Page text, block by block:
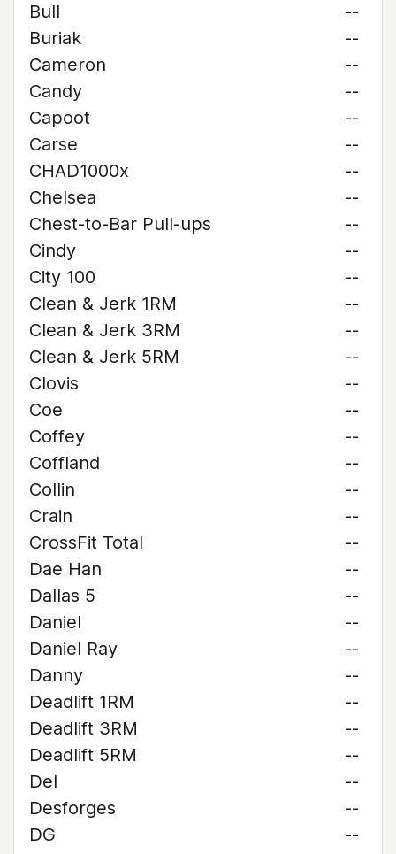
Bull
--
Buriak
--
Cameron
--
Candy
--
Capoot
--
Carse
--
CHAD1000x
--
Chelsea
--
Chest-to-Bar Pull-ups
--
Cindy
--
City 100
--
Clean & Jerk 1RM
--
Clean & Jerk 3RM
--
Clean & Jerk 5RM
--
Clovis
--
Coe
--
Coffey
--
Coffland
--
Collin
--
Crain
--
CrossFit Total
--
Dae Han
--
Dallas 5
--
Daniel
--
Daniel Ray
--
Danny
--
Deadlift 1RM
--
Deadlift 3RM
--
Deadlift 5RM
--
Del
--
Desforges
--
DG
--